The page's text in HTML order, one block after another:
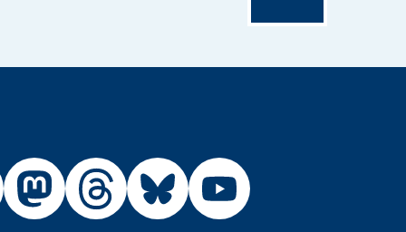
Externer
Link:
Externer
Link:
Externer
Link:
Externer
Link: